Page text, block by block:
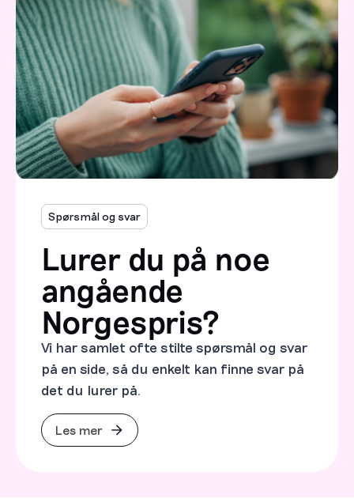
Spørsmål og svar
Lurer du på noe
angående
Norgespris?
Vi har samlet ofte stilte spørsmål og svar
på en side, så du enkelt kan finne svar på
det du lurer på.
Les mer